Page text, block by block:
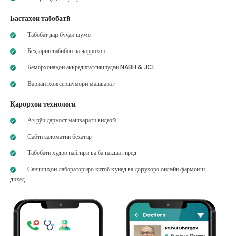
Бастаҳои табобатӣ
Табобат дар буҷаи шумо
Беҳтарин табибон ва ҷарроҳон
Беморхонаҳои аккредитатсияшудаи NABH & JCI
Вариантҳои сершумори машварат
Қарорҳои технологӣ
Аз рӯи дархост машварати видеоӣ
Сабти саломатии бехатар
Табобати худро пайгирӣ ва ба нақша гиред
Санҷишҳои лабораториро китоб кунед ва доруҳоро онлайн фармоиш
диҳед